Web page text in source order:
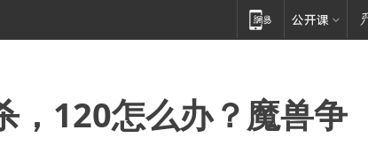
120怎么办？魔兽争